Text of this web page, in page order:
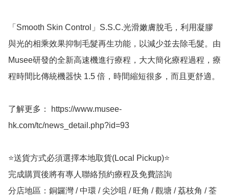
「Smooth Skin Control」S.S.C.光滑嫩膚脫毛，利用凝膠
與光的相乘效果抑制毛髮再生功能，以減少並去除毛髮。由
Musee研發的全新高速機進行療程，大大簡化療程過程，療
程時間比傳統機器快 1.5 倍，時間縮短很多，而且更舒適。
了解更多： https://www.musee-
hk.com/tc/news_detail.php?id=93
⭐送貨方式必須選擇本地取貨(Local Pickup)⭐
完成購買後將有專人聯絡預約療程及免費諮詢
分店地區：銅鑼灣 / 中環 / 尖沙咀 / 旺角 / 觀塘 / 荔枝角 / 荃